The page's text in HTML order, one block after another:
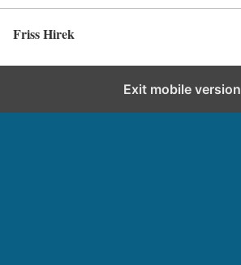
Friss Hirek
Exit mobile version